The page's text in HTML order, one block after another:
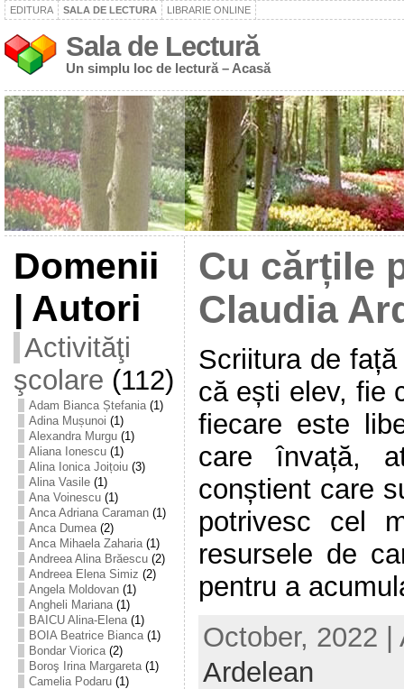
EDITURA SALA DE LECTURA LIBRARIE ONLINE
Sala de Lectură
Un simplu loc de lectură – Acasă
Domenii
| Autori
Activităţi
şcolare (112)
Adam Bianca Ștefania(1)
Adina Mușunoi (1)
Alexandra Murgu(1)
Aliana Ionescu(1)
Alina Ionica Joițoiu(3)
Alina Vasile(1)
Ana Voinescu(1)
Anca Adriana Caraman(1)
Anca Dumea(2)
Anca Mihaela Zaharia(1)
Andreea Alina Brăescu(2)
Andreea Elena Simiz (2)
Angela Moldovan(1)
Angheli Mariana(1)
BAICU Alina-Elena(1)
BOIA Beatrice Bianca(1)
Bondar Viorica(2)
Boroş Irina Margareta(1)
Camelia Podaru(1)
Cu cărțile
Claudia
Scriitura de
că ești elev, fie
fiecare este
care învață,
conștient care
potrivesc cel
resursele de
pentru a
October, 2022
Ardelean